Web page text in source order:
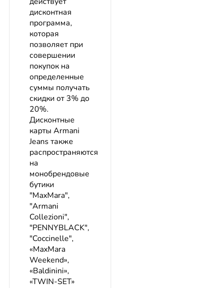
дисконтная
программа,
которая
позволяет при
совершении
покупок на
определенные
суммы получать
скидки от 3% до
20%.
Дисконтные
карты Armani
Jeans также
распространяются
на
монобрендовые
бутики
"MaxMara",
"Armani
Collezioni",
"PENNYBLACK",
"Coccinelle",
«MaxMara
Weekend»,
«Baldinini»,
«TWIN-SET»